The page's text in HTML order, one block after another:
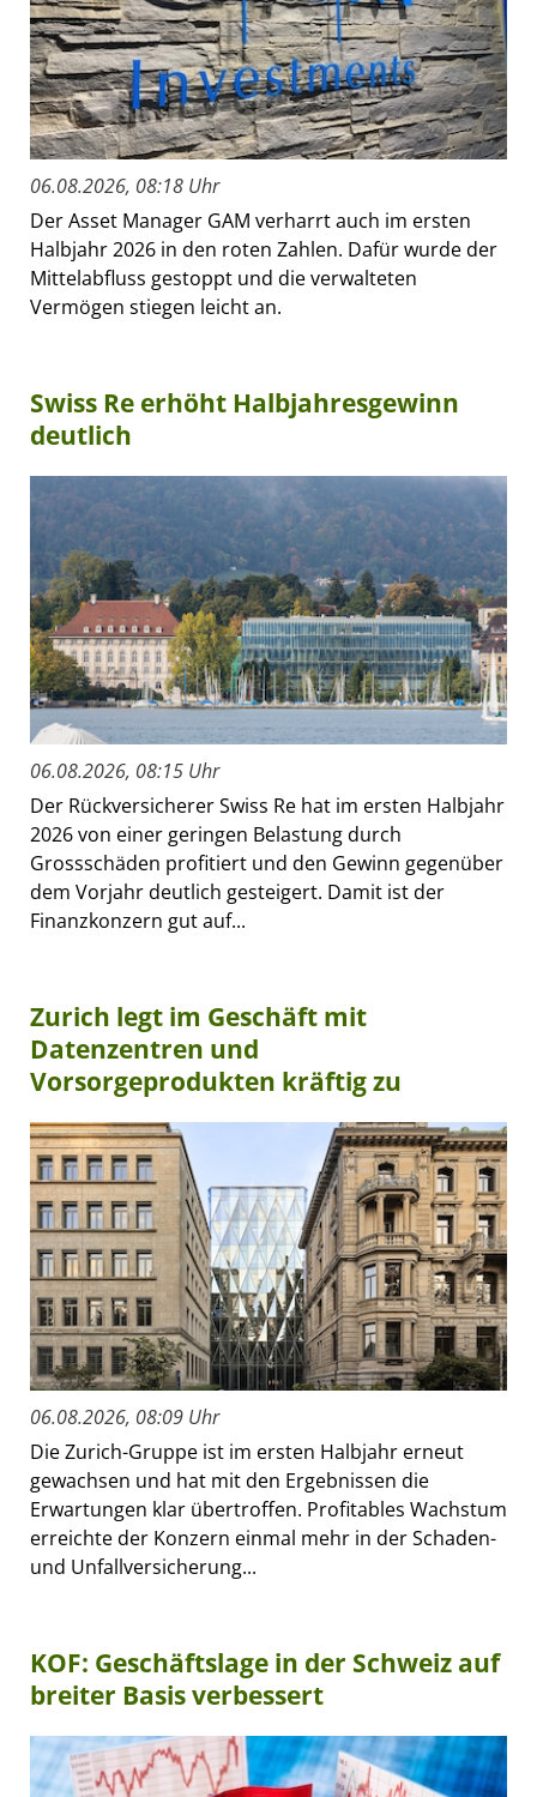
06.08.2026, 08:18 Uhr
Der Asset Manager GAM verharrt auch im ersten
Halbjahr 2026 in den roten Zahlen. Dafür wurde der
Mittelabfluss gestoppt und die verwalteten
Vermögen stiegen leicht an.
Swiss Re erhöht Halbjahresgewinn
deutlich
06.08.2026, 08:15 Uhr
Der Rückversicherer Swiss Re hat im ersten Halbjahr
2026 von einer geringen Belastung durch
Grossschäden profitiert und den Gewinn gegenüber
dem Vorjahr deutlich gesteigert. Damit ist der
Finanzkonzern gut auf...
Zurich legt im Geschäft mit
Datenzentren und
Vorsorgeprodukten kräftig zu
06.08.2026, 08:09 Uhr
Die Zurich-Gruppe ist im ersten Halbjahr erneut
gewachsen und hat mit den Ergebnissen die
Erwartungen klar übertroffen. Profitables Wachstum
erreichte der Konzern einmal mehr in der Schaden-
und Unfallversicherung...
KOF: Geschäftslage in der Schweiz auf
breiter Basis verbessert